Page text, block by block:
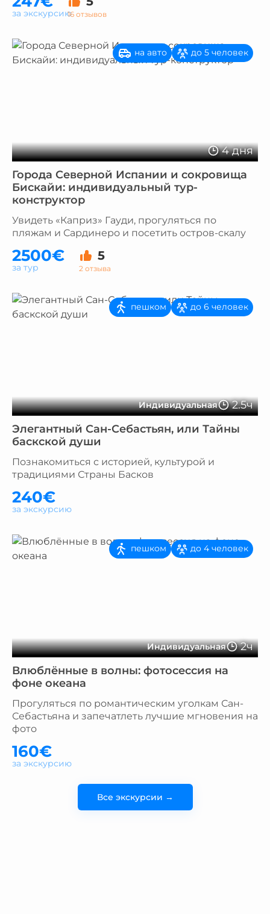
16 отзывов
за экскурсию
4 дня
на авто до 5 человек
Города Северной Испании и сокровища
Бискайи: индивидуальный тур-
конструктор
Увидеть «Каприз» Гауди, прогуляться по
пляжам и Сардинеро и посетить остров-скалу
2500€ 5
2 отзыва
за тур
Индивидуальная 2.5ч
пешком до 6 человек
Элегантный Сан-Себастьян, или Тайны
баскской души
Познакомиться с историей, культурой и
традициями Страны Басков
240€
за экскурсию
Индивидуальная 2ч
пешком до 4 человек
Влюблённые в волны: фотосессия на
фоне океана
Прогуляться по романтическим уголкам Сан-
Себастьяна и запечатлеть лучшие мгновения на
фото
160€
за экскурсию
Все экскурсии →